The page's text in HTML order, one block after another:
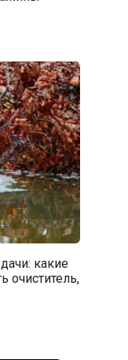
какие
очиститель,